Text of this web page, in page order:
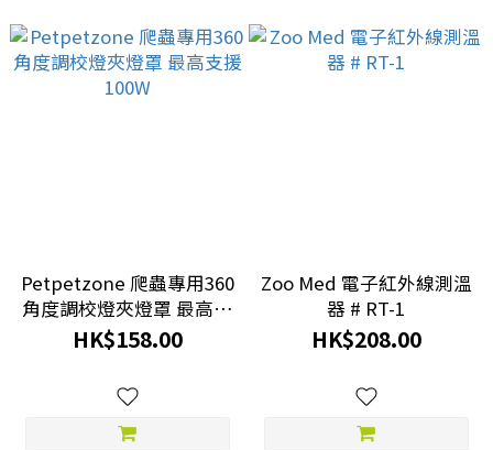
Petpetzone 爬蟲專用360
角度調校燈夾燈罩 最高支
援 100W
HK$158.00
Zoo Med 電子紅外線測溫
器 # RT-1
HK$208.00